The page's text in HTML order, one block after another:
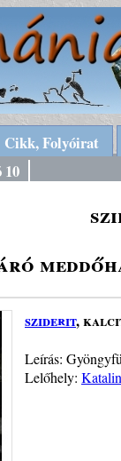
Cikk, Folyóirat
10
sziderit,
Leírás:
Lelőhely: